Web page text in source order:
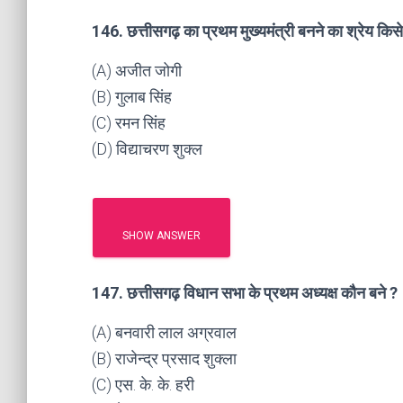
146. छत्तीसगढ़ का प्रथम मुख्यमंत्री बनने का श्रेय
(A) अजीत जोगी
(B) गुलाब सिंह
(C) रमन सिंह
(D) विद्याचरण शुक्ल
SHOW ANSWER
147. छत्तीसगढ़ विधान सभा के प्रथम अध्यक्ष कौन बने ?
(A) बनवारी लाल अग्रवाल
(B) राजेन्द्र प्रसाद शुक्ला
(C) एस. के. के. हरी